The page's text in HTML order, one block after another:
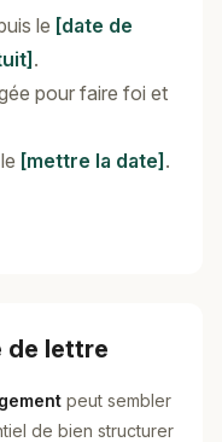
le [date de
.
pour faire foi et
[mettre la date] .
de lettre
peut sembler
de bien structurer